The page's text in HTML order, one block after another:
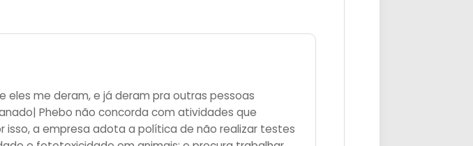
eles me deram, e já deram pra outras pessoas
Phebo não concorda com atividades que
isso, a empresa adota a política de não realizar testes